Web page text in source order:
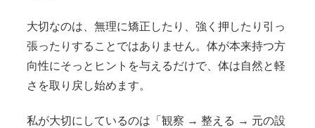
大切なのは、無理に矯正したり、強く押したり引っ
張ったりすることではありません。体が本来持つ方
向性にそっとヒントを与えるだけで、体は自然と軽
さを取り戻し始めます。
私が大切にしているのは「観察 → 整える → 元の設